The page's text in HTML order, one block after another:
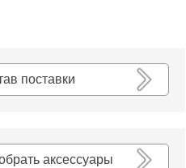
поставки
аксессуары